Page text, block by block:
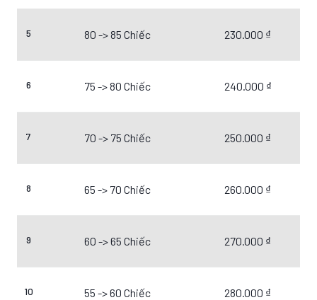
5 80 -> 85 Chiếc 230.000 ₫
6 75 -> 80 Chiếc 240.000 ₫
7 70 -> 75 Chiếc 250.000 ₫
8 65 -> 70 Chiếc 260.000 ₫
9 60 -> 65 Chiếc 270.000 ₫
10 55 -> 60 Chiếc 280.000 ₫